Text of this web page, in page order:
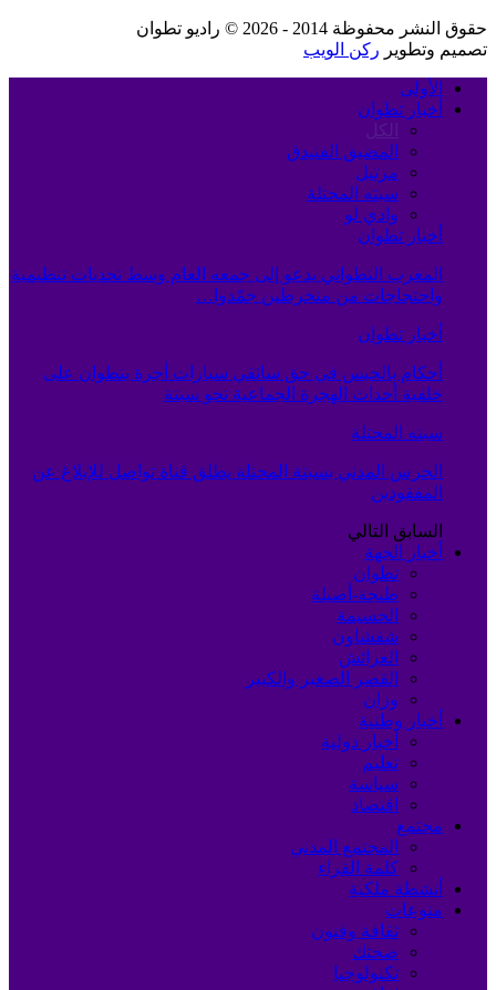
حقوق النشر محفوظة 2014 - 2026 © راديو تطوان
تصميم وتطوير ركن الويب
الأولى
أخبار تطوان
الكل
المضيق الفنيدق
مرتيل
سبته المحتلة
وادي لو
أخبار تطوان
المغرب التطواني يدعو إلى جمعه العام وسط تحديات تنظيمية
واحتجاجات من منخرطين جمّدوا…
أخبار تطوان
أحكام بالحبس في حق سائقي سيارات أجرة بتطوان على
خلفية أحداث الهجرة الجماعية نحو سبتة
سبته المحتلة
الحرس المدني بسبتة المحتلة يطلق قناة تواصل للإبلاغ عن
المفقودين
السابق التالي
أخبار الجهة
تطوان
طنجة-أصيلة
الحسيمة
شفشاون
العرائش
القصر الصغير والكبير
وزان
أخبار وطنية
أخبار دولية
تعليم
سياسة
اقتصاد
مجتمع
المجتمع المدني
كلمة القراء
أنشطة ملكية
منوعات
ثقافة وفنون
صحتك
تكنولوجيا